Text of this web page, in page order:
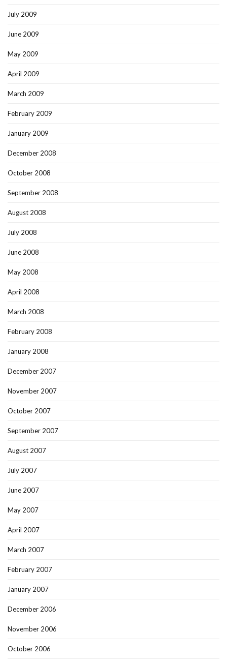
July 2009
June 2009
May 2009
April 2009
March 2009
February 2009
January 2009
December 2008
October 2008
September 2008
August 2008
July 2008
June 2008
May 2008
April 2008
March 2008
February 2008
January 2008
December 2007
November 2007
October 2007
September 2007
August 2007
July 2007
June 2007
May 2007
April 2007
March 2007
February 2007
January 2007
December 2006
November 2006
October 2006